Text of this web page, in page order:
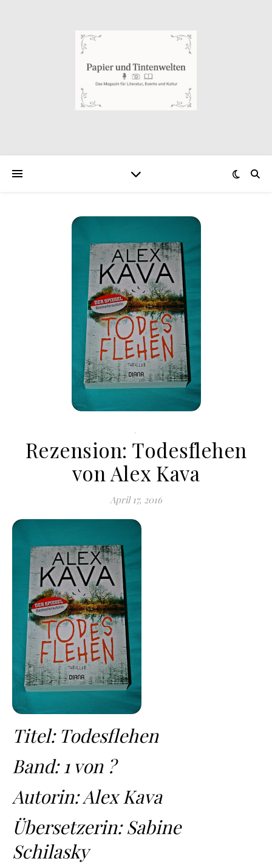
.
Rezension: Todesflehen
von Alex Kava
April 17, 2016
Titel: Todesflehen
Band: 1 von ?
Autorin: Alex Kava
Übersetzerin: Sabine
Schilasky